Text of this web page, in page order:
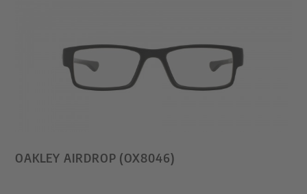
OAKLEY AIRDROP (OX8046)